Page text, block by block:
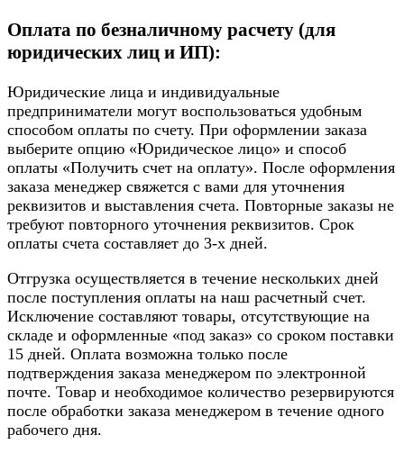
Оплата по безналичному расчету (для
юридических лиц и ИП):
Юридические лица и индивидуальные
предприниматели могут воспользоваться удобным
способом оплаты по счету. При оформлении заказа
выберите опцию «Юридическое лицо» и способ
оплаты «Получить счет на оплату». После оформления
заказа менеджер свяжется с вами для уточнения
реквизитов и выставления счета. Повторные заказы не
требуют повторного уточнения реквизитов. Срок
оплаты счета составляет до 3-х дней.
Отгрузка осуществляется в течение нескольких дней
после поступления оплаты на наш расчетный счет.
Исключение составляют товары, отсутствующие на
складе и оформленные «под заказ» со сроком поставки
15 дней. Оплата возможна только после
подтверждения заказа менеджером по электронной
почте. Товар и необходимое количество резервируются
после обработки заказа менеджером в течение одного
рабочего дня.